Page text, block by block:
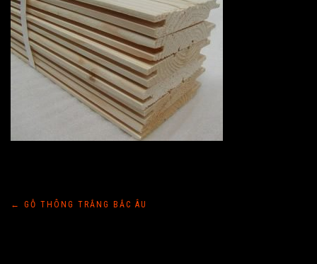
Điều
← GỖ THÔNG TRẮNG BẮC ÂU